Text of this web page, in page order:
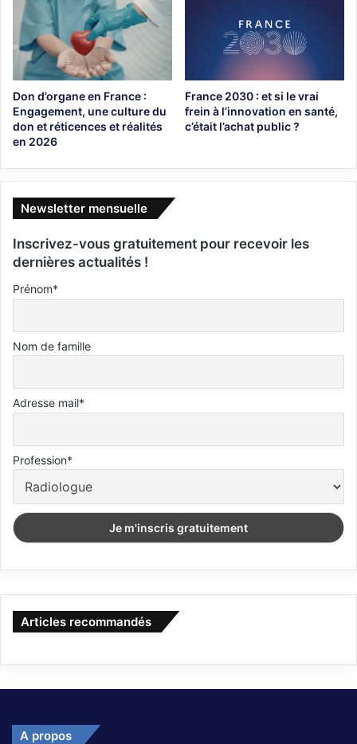
Don d’organe en France :
Engagement, une culture du
don et réticences et réalités
en 2026
France 2030 : et si le vrai
frein à l’innovation en santé,
c’était l’achat public ?
Newsletter mensuelle
Inscrivez-vous gratuitement pour recevoir les
dernières actualités !
Prénom*
Nom de famille
Adresse mail*
Profession*
Articles recommandés
A propos